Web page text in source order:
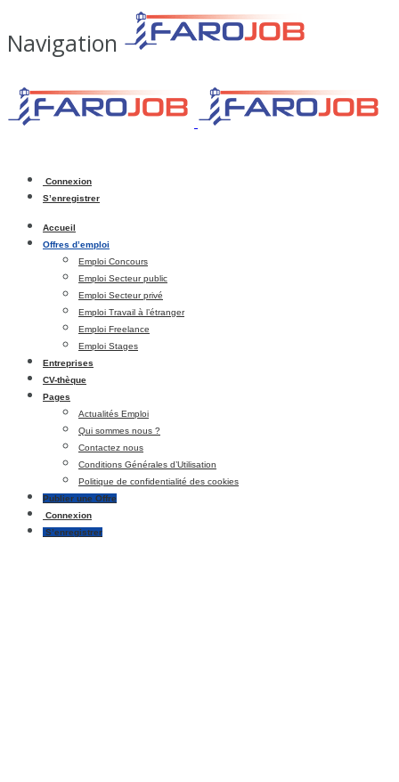
Navigation
Connexion
S’enregistrer
Accueil
Offres d’emploi
Emploi Concours
Emploi Secteur public
Emploi Secteur privé
Emploi Travail à l’étranger
Emploi Freelance
Emploi Stages
Entreprises
CV-thèque
Pages
Actualités Emploi
Qui sommes nous ?
Contactez nous
Conditions Générales d’Utilisation
Politique de confidentialité des cookies
Publier une Offre
Connexion
S’enregistrer